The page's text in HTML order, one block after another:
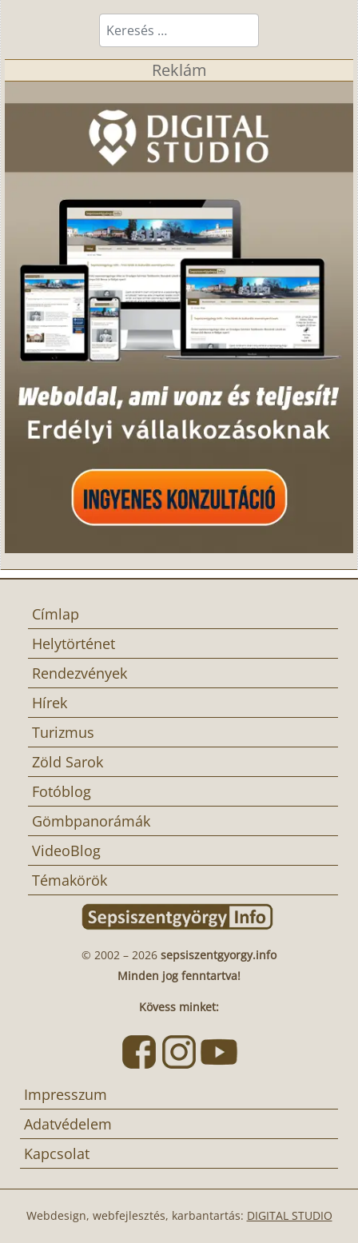
Keresés...
Reklám
Címlap
Helytörténet
Rendezvények
Hírek
Turizmus
Zöld Sarok
Fotóblog
Gömbpanorámák
VideoBlog
Témakörök
© 2002 – 2026 sepsiszentgyorgy.info
Minden jog fenntartva!
Kövess minket:
Impresszum
Adatvédelem
Kapcsolat
Webdesign, webfejlesztés, karbantartás: DIGITAL STUDIO